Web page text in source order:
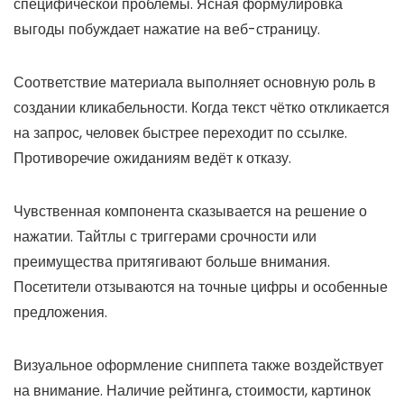
специфической проблемы. Ясная формулировка
выгоды побуждает нажатие на веб-страницу.
Соответствие материала выполняет основную роль в
создании кликабельности. Когда текст чётко откликается
на запрос, человек быстрее переходит по ссылке.
Противоречие ожиданиям ведёт к отказу.
Чувственная компонента сказывается на решение о
нажатии. Тайтлы с триггерами срочности или
преимущества притягивают больше внимания.
Посетители отзываются на точные цифры и особенные
предложения.
Визуальное оформление сниппета также воздействует
на внимание. Наличие рейтинга, стоимости, картинок